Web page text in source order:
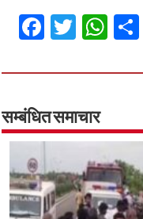
Fa
ce
b
o
o
k
T
wi
tt
er
W
h
at
p
p
सम्बंधित समाचार